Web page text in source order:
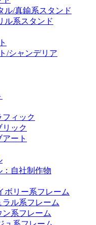
ル/真鍮系スタンド
ル系スタンド
/シャンデリア
フィック
リック
ート
：自社制作物
ボリー系フレーム
ラル系フレーム
ン系フレーム